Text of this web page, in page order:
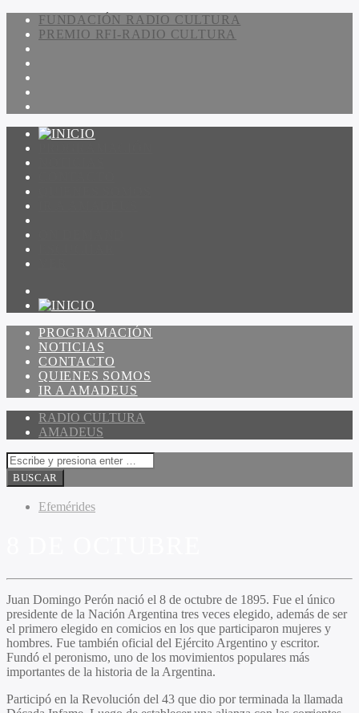
FUNDACIÓN RADIO CULTURA
PREMIO RFI-RADIO CULTURA
PROGRAMACIÓN
NOTICIAS
CONTACTO
QUIENES SOMOS
IR A AMADEUS
RADIO CULTURA
AMADEUS
Efemérides
Juan Domingo Perón nació el 8 de octubre de 1895. Fue el único
presidente de la Nación Argentina tres veces elegido, además de ser
el primero elegido en comicios en los que participaron mujeres y
hombres. Fue también oficial del Ejército Argentino y escritor.
Fundó el peronismo, uno de los movimientos populares más
importantes de la historia de la Argentina.
Participó en la Revolución del 43 que dio por terminada la llamada